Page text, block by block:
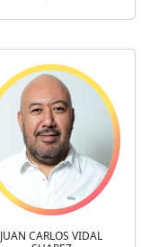
JUAN CARLOS VIDAL